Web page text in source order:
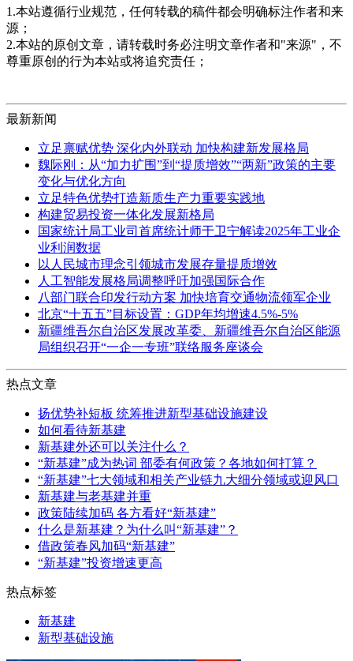
1.本站遵循行业规范，任何转载的稿件都会明确标注作者和来
源；
2.本站的原创文章，请转载时务必注明文章作者和"来源"，不
尊重原创的行为本站或将追究责任；
最新新闻
立足禀赋优势 深化内外联动 加快构建新发展格局
魏际刚：从“加力扩围”到“提质增效”“两新”政策的主要
变化与优化方向
立足特色优势打造新质生产力重要实践地
构建贸易投资一体化发展新格局
国家统计局工业司首席统计师于卫宁解读2025年工业企
业利润数据
以人民城市理念引领城市发展存量提质增效
人工智能发展格局调整呼吁加强国际合作
八部门联合印发行动方案 加快培育交通物流领军企业
北京“十五五”目标设置：GDP年均增速4.5%-5%
新疆维吾尔自治区发展改革委、新疆维吾尔自治区能源
局组织召开“一企一专班”联络服务座谈会
热点文章
扬优势补短板 统筹推进新型基础设施建设
如何看待新基建
新基建外还可以关注什么？
“新基建”成为热词 部委有何政策？各地如何打算？
“新基建”七大领域和相关产业链九大细分领域或迎风口
新基建与老基建并重
政策陆续加码 各方看好“新基建”
什么是新基建？为什么叫“新基建”？
借政策春风加码“新基建”
“新基建”投资增速更高
热点标签
新基建
新型基础设施